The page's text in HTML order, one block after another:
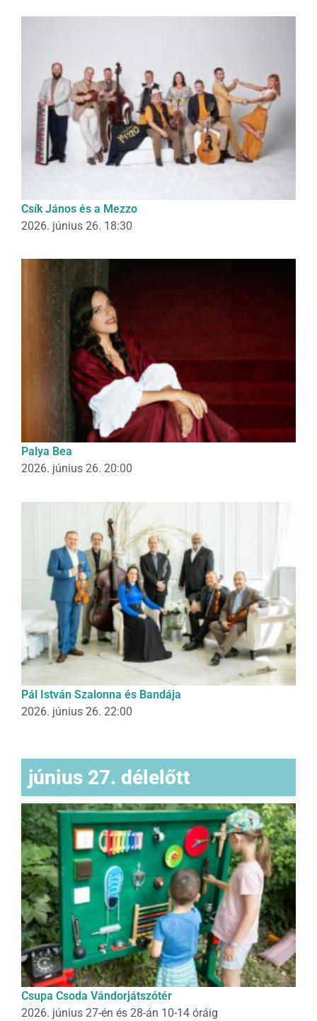
Csík János és a Mezzo
2026. június 26. 18:30
Palya Bea
2026. június 26. 20:00
Pál István Szalonna és Bandája
2026. június 26. 22:00
június 27. délelőtt
Csupa Csoda Vándorjátszótér
2026. június 27-én és 28-án 10-14 óráig